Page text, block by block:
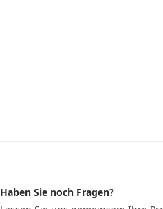
Haben Sie noch Fragen?